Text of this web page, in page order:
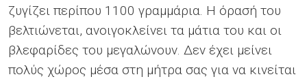
ζυγίζει περίπου 1100 γραμμάρια. Η όρασή του
βελτιώνεται, ανοιγοκλείνει τα μάτια του και οι
βλεφαρίδες του μεγαλώνουν. Δεν έχει μείνει
πολύς χώρος μέσα στη μήτρα σας για να κινείται